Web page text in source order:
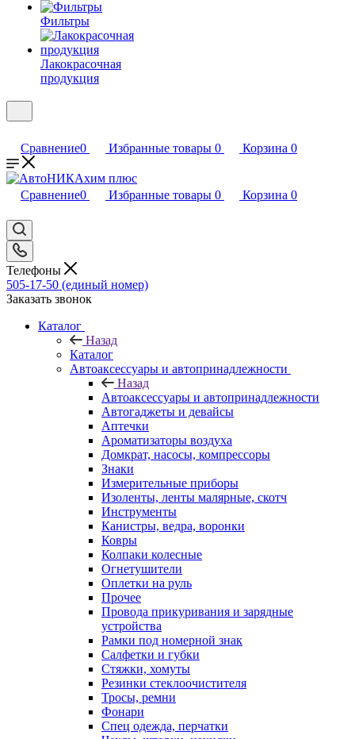
Фильтры
Лакокрасочная
продукция
Сравнение0 Избранные товары 0 Корзина 0
Сравнение0 Избранные товары 0 Корзина 0
Телефоны
505-17-50 (единый номер)
Заказать звонок
Каталог
Назад
Каталог
Автоаксессуары и автопринадлежности
Назад
Автоаксессуары и автопринадлежности
Автогаджеты и девайсы
Аптечки
Ароматизаторы воздуха
Домкрат, насосы, компрессоры
Знаки
Измерительные приборы
Изоленты, ленты малярные, скотч
Инструменты
Канистры, ведра, воронки
Ковры
Колпаки колесные
Огнетушители
Оплетки на руль
Прочее
Провода прикуривания и зарядные
устройства
Рамки под номерной знак
Салфетки и губки
Стяжки, хомуты
Резинки стеклоочистителя
Тросы, ремни
Фонари
Спец одежда, перчатки